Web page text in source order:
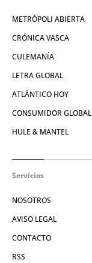
METRÓPOLI ABIERTA
CRÓNICA VASCA
CULEMANÍA
LETRA GLOBAL
ATLÁNTICO HOY
CONSUMIDOR GLOBAL
HULE & MANTEL
Servicios
NOSOTROS
AVISO LEGAL
CONTACTO
RSS